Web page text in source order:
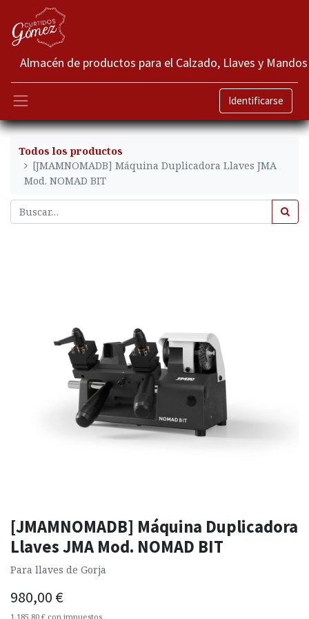
Almacén de productos para el Calzado, Llaves y Mandos
Identificarse
Todos los productos
[JMAMNOMADB] Máquina Duplicadora Llaves JMA
Mod. NOMAD BIT
[JMAMNOMADB] Máquina Duplicadora
Llaves JMA Mod. NOMAD BIT
Para llaves de Gorja
980,00 €
1.185,80 € con impuestos